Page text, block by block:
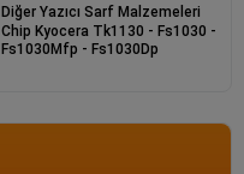
Diğer Yazıcı Sarf Malzemeleri
Chip Kyocera Tk1130 - Fs1030 -
Fs1030Mfp - Fs1030Dp